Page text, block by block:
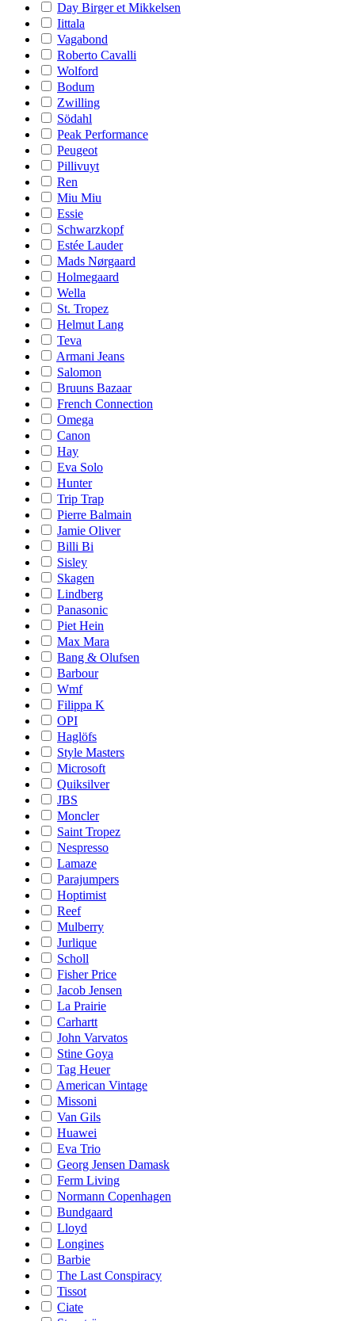
Day Birger et Mikkelsen
Iittala
Vagabond
Roberto Cavalli
Wolford
Bodum
Zwilling
Södahl
Peak Performance
Peugeot
Pillivuyt
Ren
Miu Miu
Essie
Schwarzkopf
Estée Lauder
Mads Nørgaard
Holmegaard
Wella
St. Tropez
Helmut Lang
Teva
Armani Jeans
Salomon
Bruuns Bazaar
French Connection
Omega
Canon
Hay
Eva Solo
Hunter
Trip Trap
Pierre Balmain
Jamie Oliver
Billi Bi
Sisley
Skagen
Lindberg
Panasonic
Piet Hein
Max Mara
Bang & Olufsen
Barbour
Wmf
Filippa K
OPI
Haglöfs
Style Masters
Microsoft
Quiksilver
JBS
Moncler
Saint Tropez
Nespresso
Lamaze
Parajumpers
Hoptimist
Reef
Mulberry
Jurlique
Scholl
Fisher Price
Jacob Jensen
La Prairie
Carhartt
John Varvatos
Stine Goya
Tag Heuer
American Vintage
Missoni
Van Gils
Huawei
Eva Trio
Georg Jensen Damask
Ferm Living
Normann Copenhagen
Bundgaard
Lloyd
Longines
Barbie
The Last Conspiracy
Tissot
Ciate